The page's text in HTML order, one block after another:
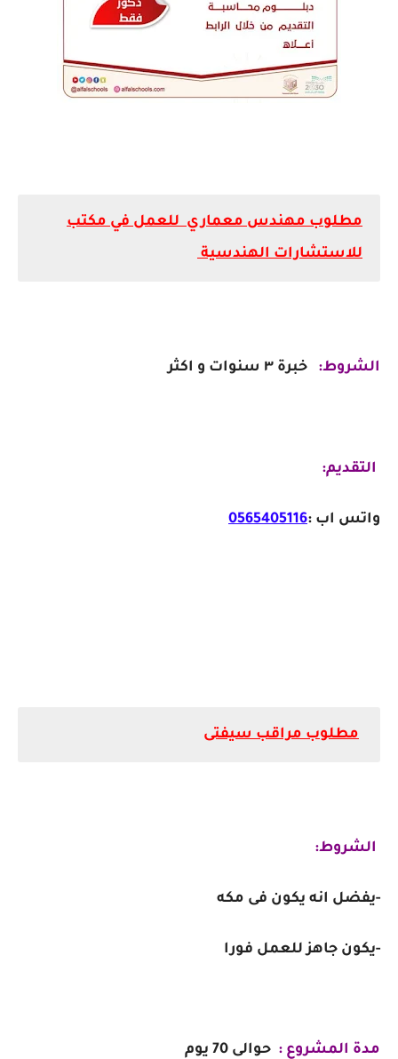
مطلوب مهندس معماري للعمل في مكتب
للاستشارات الهندسية
الشروط: خبرة ٣ سنوات و اكثر
التقديم:
واتس اب :0565405116
مطلوب مراقب سيفتى
الشروط:
-يفضل انه يكون فى مكه
-يكون جاهز للعمل فورا
مدة المشروع : حوالى 70 يوم